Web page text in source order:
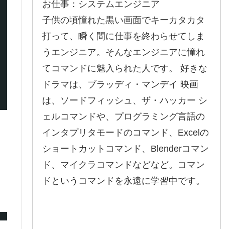
お仕事：システムエンジニア
子供の頃憧れた黒い画面でキーカタカタ
打って、瞬く間に仕事を終わらせてしま
うエンジニア。そんなエンジニアに憧れ
てコマンドに魅入られた人です。 好きな
ドラマは、ブラッディ・マンデイ 映画
は、ソードフィッシュ、ザ・ハッカー シ
ェルコマンドや、プログラミング言語の
インタプリタモードのコマンド、Excelの
ショートカットコマンド、Blenderコマン
ド、マイクラコマンドなどなど。コマン
ドというコマンドを永遠に学習中です。